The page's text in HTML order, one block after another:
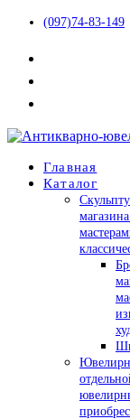
(097)74-83-149
Главная
Каталог